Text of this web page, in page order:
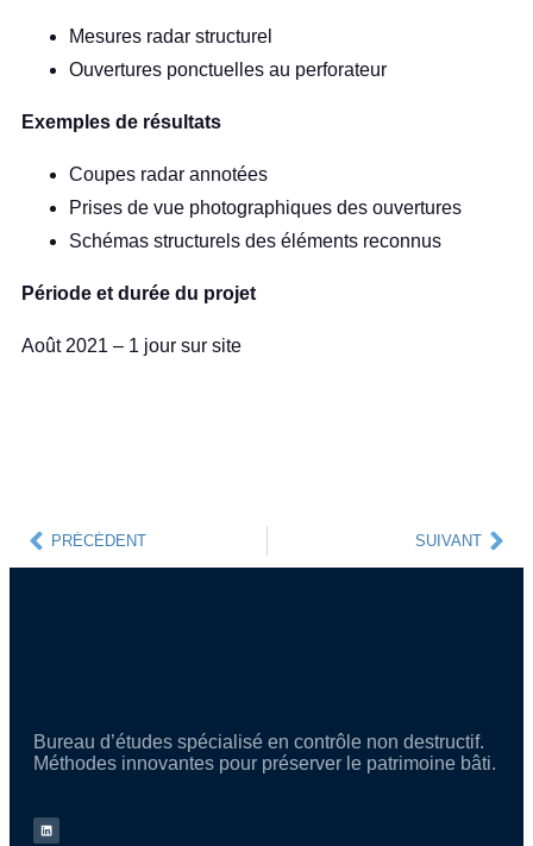
Mesures radar structurel
Ouvertures ponctuelles au perforateur
Exemples de résultats
Coupes radar annotées
Prises de vue photographiques des ouvertures
Schémas structurels des éléments reconnus
Période et durée du projet
Août 2021 – 1 jour sur site
PRÉCÉDENT SUIVANT
Bureau d’études spécialisé en contrôle non destructif.
Méthodes innovantes pour préserver le patrimoine bâti.